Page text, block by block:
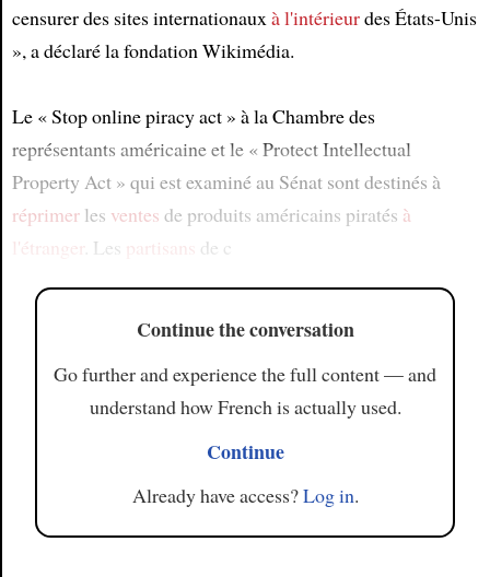
censurer des sites internationauxà l'intérieurdes États-Unis
», a déclaré la fondation Wikimédia.
Le « Stop online piracy act » à la Chambre des
représentants américaine et le « Protect Intellectual
Property Act » qui est examiné au Sénat sont destinés à
réprimerles ventes de produits américains piratés à
l'étranger
. Les partisans de c
Continue the conversation
Go further and experience the full content — and
understand how French is actually used.
Continue
Already have access?Log in.